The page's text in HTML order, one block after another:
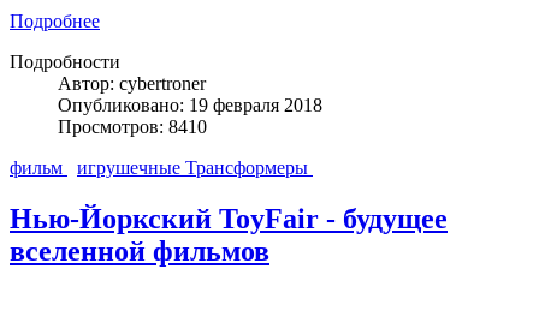
Подробнее
Подробности
Автор: cybertroner
Опубликовано: 19 февраля 2018
Просмотров: 8410
фильм
игрушечные Трансформеры
Нью-Йоркский ToyFair - будущее
вселенной фильмов